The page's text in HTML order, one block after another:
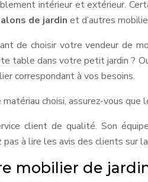
intérieur et extérieur.
de jardin et d’autres
de choisir votre vendeur
table dans votre petit jardin ?
correspondant à vos besoins.
choisi, assurez-vous que
client de qualité. Son
à lire les avis des clients sur
mobilier de